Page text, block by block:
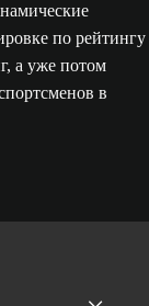
по рейтингу
а уже потом
в